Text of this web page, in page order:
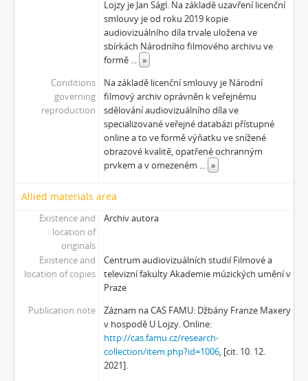
Lojzy je Jan Ságl. Na základě uzavření licenční
smlouvy je od roku 2019 kopie
audiovizuálního díla trvale uložena ve
sbírkách Národního filmového archivu ve
formě ... »
Conditions
governing
reproduction
Na základě licenční smlouvy je Národní
filmový archiv oprávněn k veřejnému
sdělování audiovizuálního díla ve
specializované veřejné databázi přístupné
online a to ve formě výňatku ve snížené
obrazové kvalitě, opatřené ochranným
prvkem a v omezeném ... »
Allied materials area
Existence and
location of
originals
Archiv autora
Existence and
location of copies
Centrum audiovizuálních studií Filmové a
televizní fakulty Akademie múzických umění v
Praze
Publication note
Záznam na CAS FAMU: Džbány Franze Maxery
v hospodě U Lojzy. Online:
http://cas.famu.cz/research-
collection/item.php?id=1006, [cit. 10. 12.
2021].